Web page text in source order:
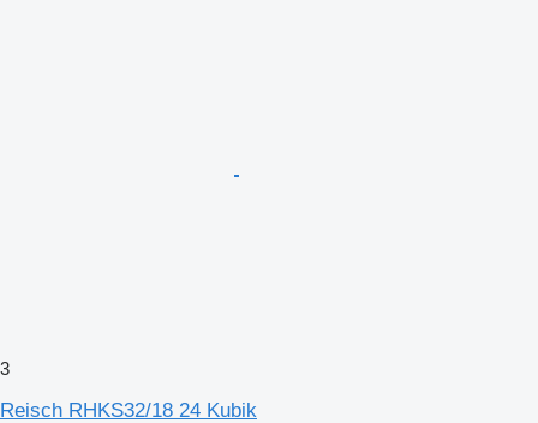
3
Reisch RHKS32/18 24 Kubik